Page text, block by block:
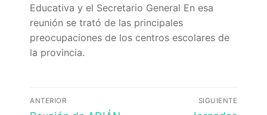
Adián Huelva
Adián Jaén
Normativa ADIDE
Aula Virtual de Formación del Profesorado
Educativa y el Secretario General En esa
reunión se trató de las principales
preocupaciones de los centros escolares de
la provincia.
Navegación
ANTERIOR SIGUIENTE